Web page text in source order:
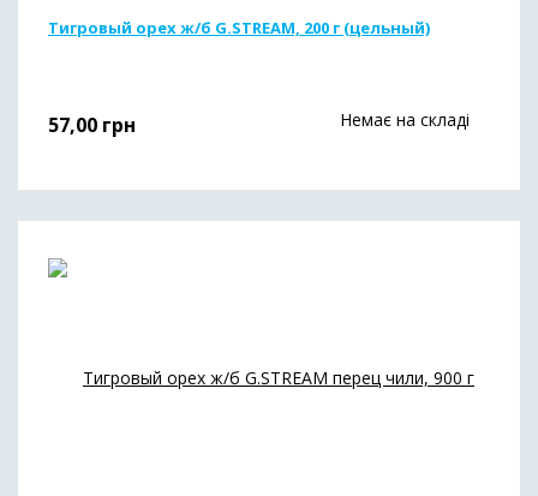
Тигровый орех ж/б G.STREAM, 200 г (цельный)
57,00 грн Немає на складі